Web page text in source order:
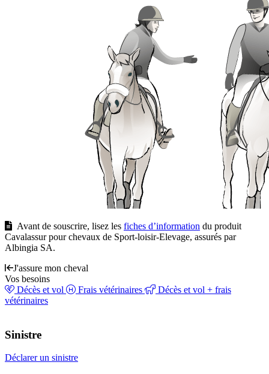
Avant de souscrire, lisez les fiches d’information du produit
Cavalassur pour chevaux de Sport-loisir-Elevage, assurés par
Albingia SA.
J'assure mon cheval
Vos besoins
Décès et vol
Frais vétérinaires
Décès et vol + frais
vétérinaires
Sinistre
Déclarer un sinistre